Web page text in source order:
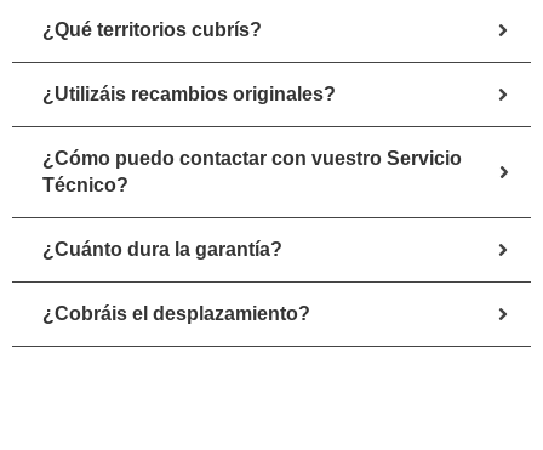
¿Qué territorios cubrís?
¿Utilizáis recambios originales?
¿Cómo puedo contactar con vuestro Servicio
Técnico?
¿Cuánto dura la garantía?
¿Cobráis el desplazamiento?